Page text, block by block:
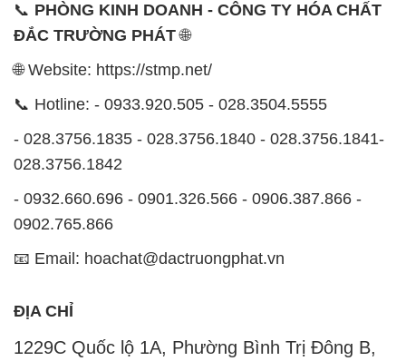
📞 PHÒNG KINH DOANH - CÔNG TY HÓA CHẤT
ĐẮC TRƯỜNG PHÁT🌐
🌐 Website: https://stmp.net/
📞 Hotline: - 0933.920.505 - 028.3504.5555
- 028.3756.1835 - 028.3756.1840 - 028.3756.1841-
028.3756.1842
- 0932.660.696 - 0901.326.566 - 0906.387.866 -
0902.765.866
📧 Email: hoachat@dactruongphat.vn
ĐỊA CHỈ
1229C Quốc lộ 1A, Phường Bình Trị Đông B,